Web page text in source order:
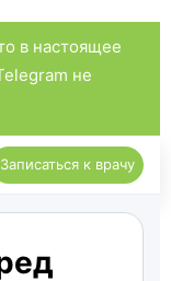
в настоящее
не
Записаться к врачу